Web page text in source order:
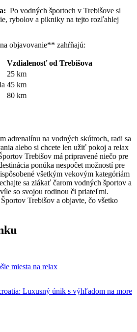
⁤ Po vodných‌ športoch v Trebišove si
⁤rybolov a ​pikniky na tejto⁣ rozľahlej‍
objavovanie** zahŕňajú:
Vzdialenosť od Trebišova
25 km
45 km
80 km
adrenalínu na vodných skútroch, radi ⁣sa
alebo si chcete len užiť pokoj⁣ a relax
Trebišov má pripravené niečo pre
ponúka⁢ nespočet možností pre
všetkým⁢ vekovým kategóriám
sa zlákať čarom​ vodných športov‌ a
so⁢ svojou rodinou či priateľmi.‍
Trebišov a objavte, ⁣čo všetko
miesta na relax
Luxusný únik s výhľadom na more